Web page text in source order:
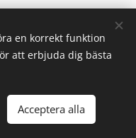
1175, 289 93 Broby
en korrekt funktion
att erbjuda dig bästa
Acceptera alla